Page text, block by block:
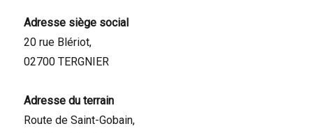
Adresse siège social
20 rue Blériot,
02700 TERGNIER
Adresse du terrain
Route de Saint-Gobain,